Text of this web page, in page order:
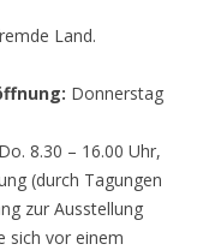
Land.
Donnerstag
8.30 – 16.00 Uhr,
(durch Tagungen
zur Ausstellung
sich vor einem